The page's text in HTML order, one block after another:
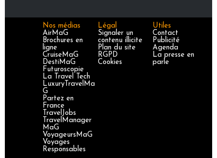
Nos médias
AirMaG
Brochures en
ligne
CruiseMaG
DestiMaG
Futuroscopie
La Travel Tech
LuxuryTravelMa
G
Partez en
France
TravelJobs
TravelManager
MaG
VoyageursMaG
Voyages
Responsables
Légal
Signaler un
contenu illicite
Plan du site
RGPD
Cookies
Utiles
Contact
Publicité
Agenda
La presse en
parle